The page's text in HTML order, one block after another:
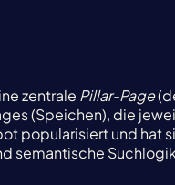
zentrale Pillar-Page
(Speichen), die
popularisiert und
semantische